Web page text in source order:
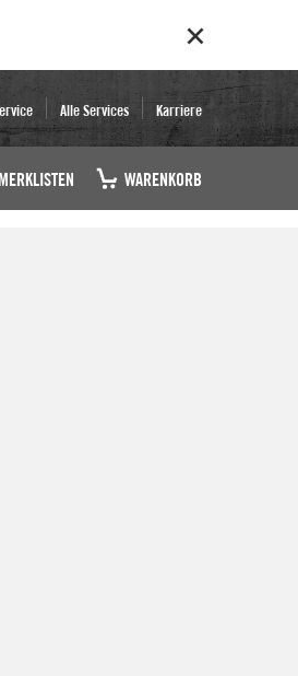
Alle Services Karriere
WARENKORB